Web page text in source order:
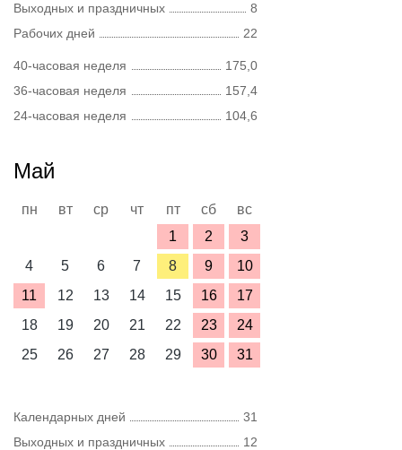
Выходных и праздничных
8
Рабочих дней
22
40-часовая неделя
175,0
36-часовая неделя
157,4
24-часовая неделя
104,6
Май
пн вт ср чт пт сб
вс
1
2
3
4
5 6 7 8 9
10
11
12 13 14 15 16
17
18
19 20 21 22 23
24
25
26 27 28 29 30 31
Календарных дней
31
Выходных и праздничных
12